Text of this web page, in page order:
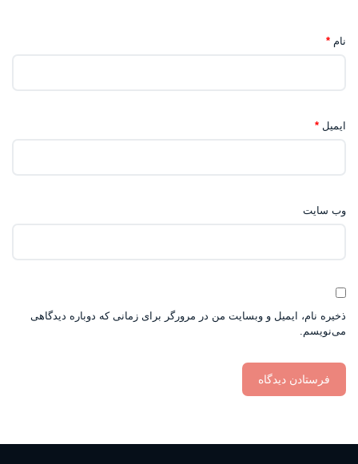
نام *
ایمیل *
وب‌ سایت
ذخیره نام، ایمیل و وبسایت من در مرورگر برای زمانی که دوباره دیدگاهی
می‌نویسم.